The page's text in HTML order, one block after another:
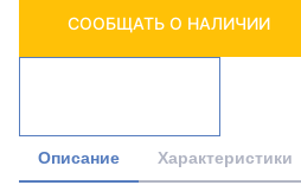
СООБЩАТЬ О НАЛИЧИИ
Описание Характеристики